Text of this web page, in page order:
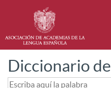
Diccionario